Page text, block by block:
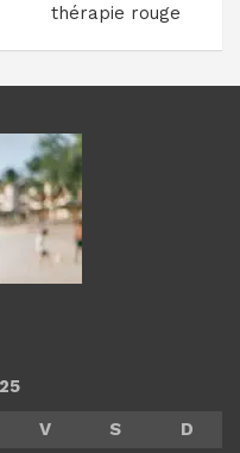
thérapie rouge
V S
D